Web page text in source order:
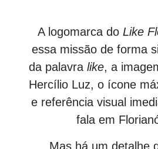
A logomarca do Like
essa missão de forma
da palavra like, a
Hercílio Luz, o ícone
e referência visual
fala em
Mas há um detalhe